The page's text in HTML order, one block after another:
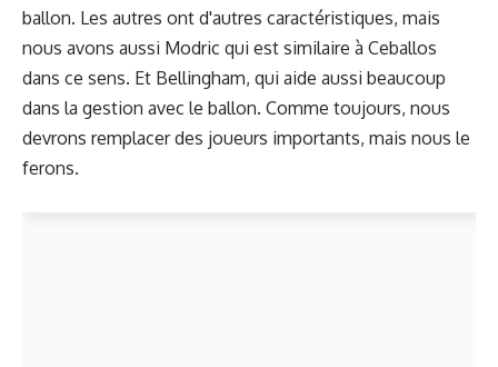
ballon. Les autres ont d'autres caractéristiques, mais
nous avons aussi Modric qui est similaire à Ceballos
dans ce sens. Et Bellingham, qui aide aussi beaucoup
dans la gestion avec le ballon. Comme toujours, nous
devrons remplacer des joueurs importants, mais nous le
ferons.